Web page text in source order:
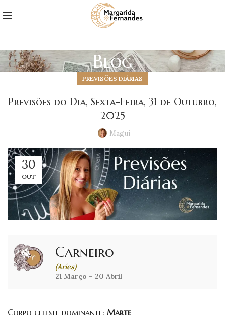
Blog
PREVISÕES DIÁRIAS
Previsões do Dia, Sexta-Feira, 31 de Outubro,
2025
Magui
30
OUT
Carneiro
(Aries)
21 Março – 20 Abril
Corpo celeste dominante: Marte